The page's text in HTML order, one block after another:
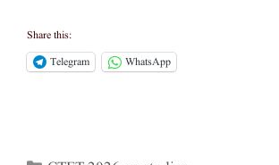
Share this:
Telegram
WhatsApp